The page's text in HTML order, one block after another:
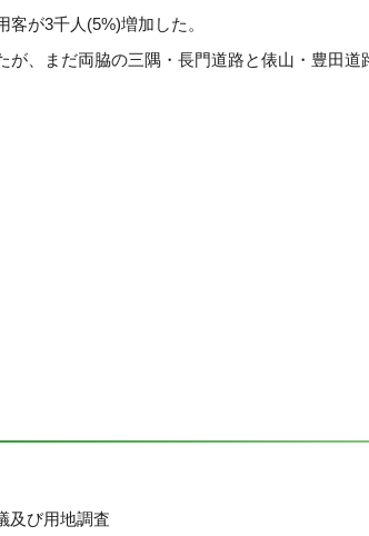
が3千人(5%)増加した。
が、まだ両脇の三隅・長門道路と俵山・豊田
及び用地調査